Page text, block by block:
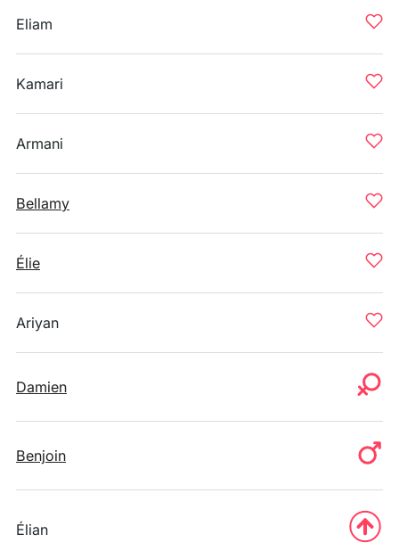
Eliam
Kamari
Armani
Bellamy
Élie
Ariyan
Damien
Benjoin
Élian